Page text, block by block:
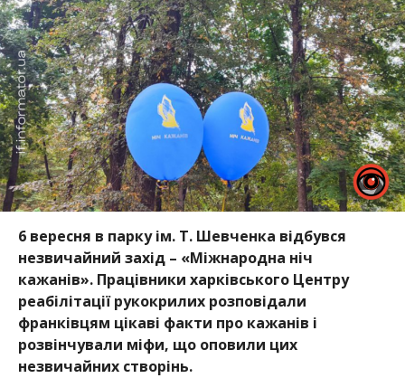
6 вересня в парку ім. Т. Шевченка відбувся
незвичайний захід – «Міжнародна ніч
кажанів». Працівники харківського Центру
реабілітації рукокрилих розповідали
франківцям цікаві факти про кажанів і
розвінчували міфи, що оповили цих
незвичайних створінь.